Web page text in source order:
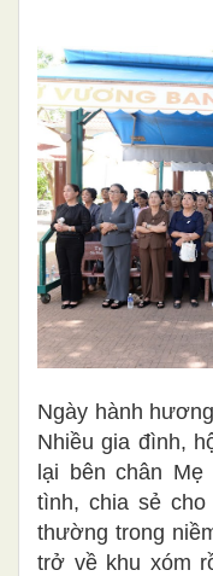
Ngày hành
Nhiều gia đình,
lại bên chân
tình, chia sẻ
thường trong
trở về khu xóm